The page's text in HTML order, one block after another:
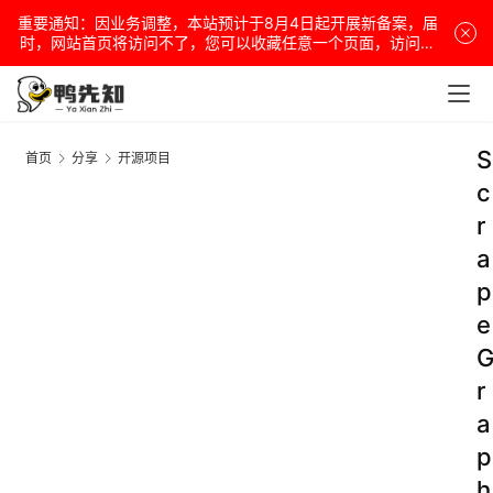
重要通知：因业务调整，本站预计于8月4日起开展新备案，届
时，网站首页将访问不了，您可以收藏任意一个页面，访问网
站！
首页 分享 开源项目
S
c
r
a
p
e
G
r
a
p